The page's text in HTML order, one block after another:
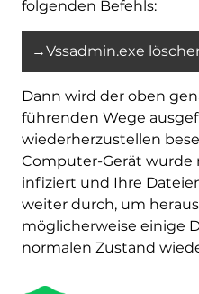
folgenden Befehls:
→Vssadmin.exe
Dann wird der oben
führenden Wege
wiederherzustellen
Computer-Gerät wurde
infiziert und Ihre
weiter durch, um
möglicherweise einige
normalen Zustand